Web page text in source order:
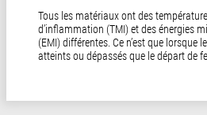
Tous les matériaux ont des
d’inflammation (TMI) et des énergies
(EMI) différentes. Ce n’est que lorsque
atteints ou dépassés que le départ de